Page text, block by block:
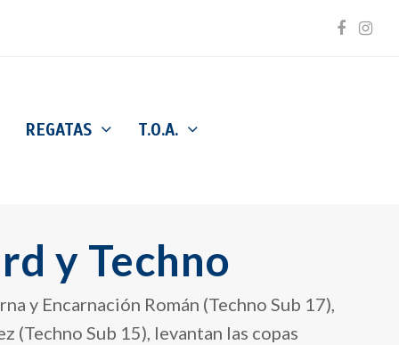
REGATAS T.O.A.
y Techno
y Encarnación Román (Techno Sub 17),
(Techno Sub 15), levantan las copas